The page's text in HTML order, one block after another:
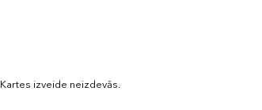
Kartes izveide neizdevās.